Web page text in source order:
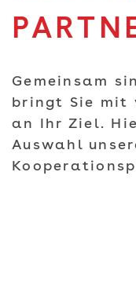
Gemeinsam
bringt Sie mit
an Ihr Ziel.
Auswahl